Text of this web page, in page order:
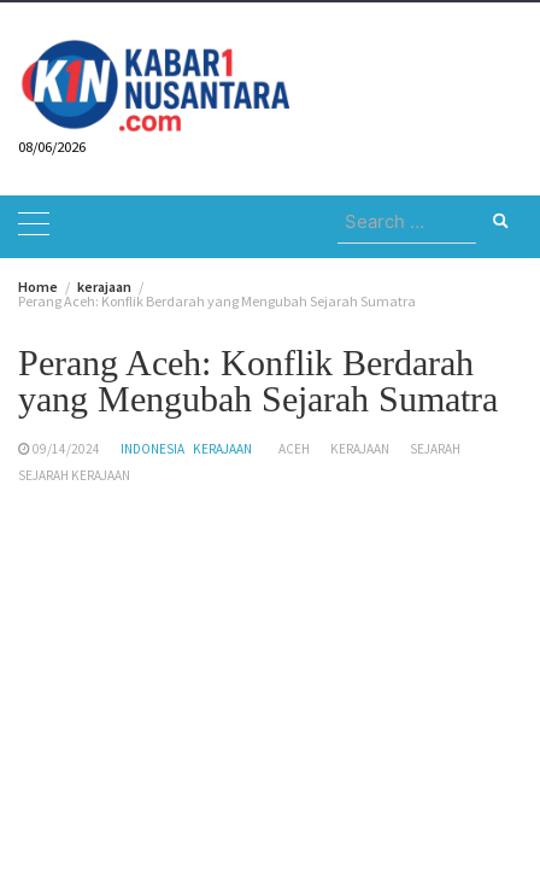
content
08/06/2026
Search
for:
Home
kerajaan
Perang Aceh: Konflik Berdarah yang Mengubah Sejarah Sumatra
Perang Aceh: Konflik Berdarah
yang Mengubah Sejarah Sumatra
09/14/2024 INDONESIA KERAJAAN ACEH KERAJAAN
SEJARAH
SEJARAH KERAJAAN